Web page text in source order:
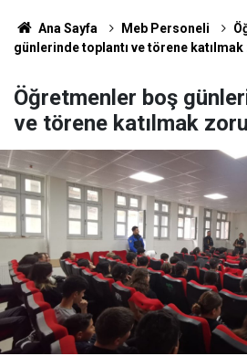
Ana Sayfa Meb Personeli
günlerinde toplantı ve törene katılmak
Öğretmenler boş
ve törene katılmak